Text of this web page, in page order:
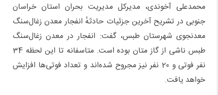
محمدعلی آخوندی، مدیرکل مدیریت بحران استان خراسان
جنوبی در تشریح آخرین جزئیات حادثهٔ انفجار معدن زغال‌سنگ
معدنجوی شهرستان طبس، گفت: انفجار در معدن زغال‌سنگ
طبس ناشی از گاز متان بوده است. متاسفانه تا این لحظه 34
نفر فوتی و 20 نفر نیز مجروح شده‌اند و تعداد فوتی‌ها افزایش
خواهد یافت.